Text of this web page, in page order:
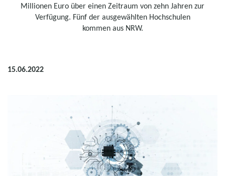
Millionen Euro über einen Zeitraum von zehn Jahren zur
Verfügung. Fünf der ausgewählten Hochschulen
kommen aus NRW.
15.06.2022